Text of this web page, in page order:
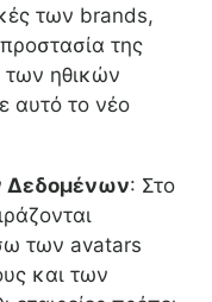
των brands,
της
των ηθικών
αυτό το νέο
Δεδομένων: Στο
των avatars
και των